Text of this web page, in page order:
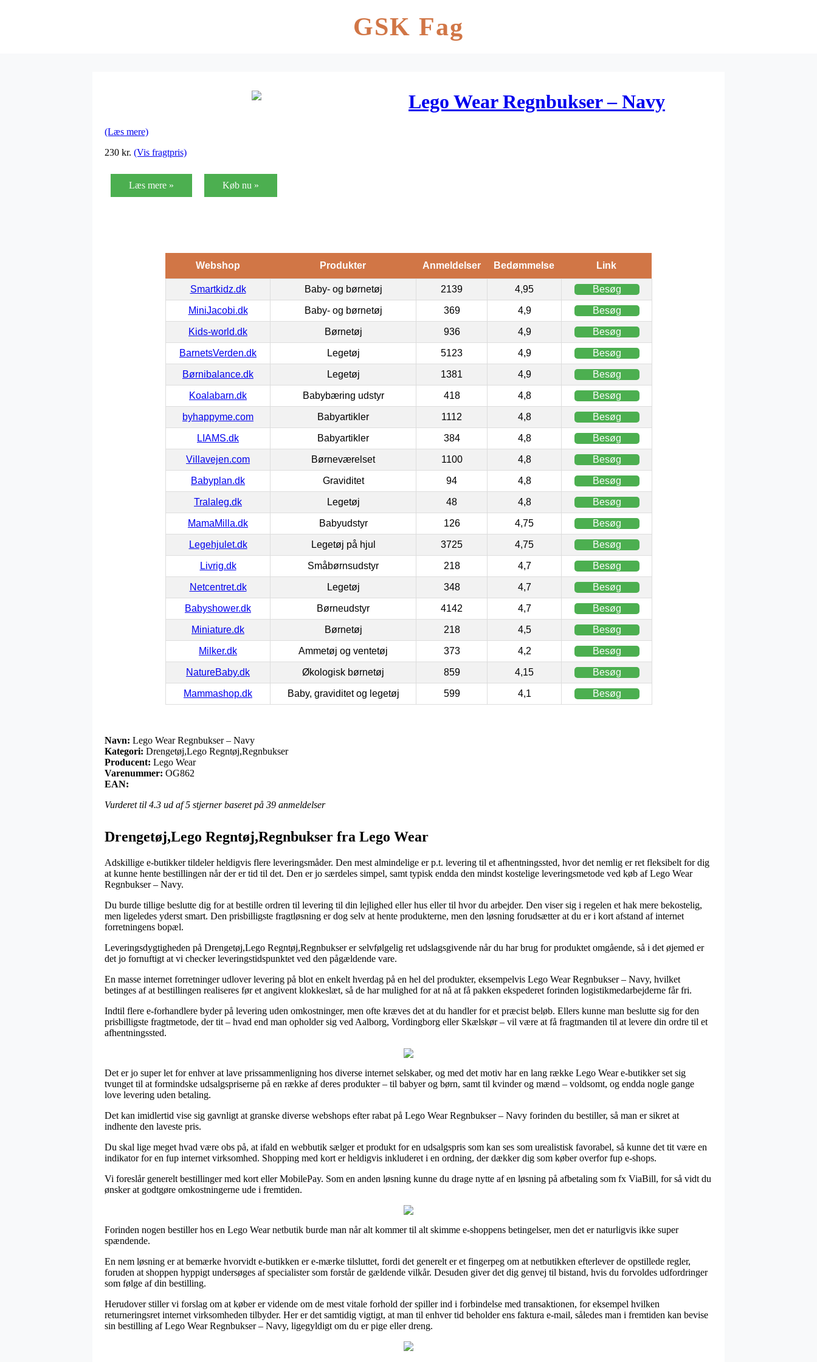
GSK Fag
Lego Wear Regnbukser – Navy
(Læs mere)
230 kr. (Vis fragtpris)
Læs mere » Køb nu »
Webshop Produkter Anmeldelser Bedømmelse Link
Smartkidz.dk Baby- og børnetøj 2139 4,95 Besøg
MiniJacobi.dk Baby- og børnetøj 369 4,9 Besøg
Kids-world.dk Børnetøj 936 4,9 Besøg
BarnetsVerden.dk Legetøj 5123 4,9 Besøg
Børnibalance.dk Legetøj 1381 4,9 Besøg
Koalabarn.dk Babybæring udstyr 418 4,8 Besøg
byhappyme.com Babyartikler 1112 4,8 Besøg
LIAMS.dk Babyartikler 384 4,8 Besøg
Villavejen.com Børneværelset 1100 4,8 Besøg
Babyplan.dk Graviditet 94 4,8 Besøg
Tralaleg.dk Legetøj 48 4,8 Besøg
MamaMilla.dk Babyudstyr 126 4,75 Besøg
Legehjulet.dk Legetøj på hjul 3725 4,75 Besøg
Livrig.dk Småbørnsudstyr 218 4,7 Besøg
Netcentret.dk Legetøj 348 4,7 Besøg
Babyshower.dk Børneudstyr 4142 4,7 Besøg
Miniature.dk Børnetøj 218 4,5 Besøg
Milker.dk Ammetøj og ventetøj 373 4,2 Besøg
NatureBaby.dk Økologisk børnetøj 859 4,15 Besøg
Mammashop.dk Baby, graviditet og legetøj 599 4,1 Besøg
Navn: Lego Wear Regnbukser – Navy
Kategori: Drengetøj,Lego Regntøj,Regnbukser
Producent: Lego Wear
Varenummer: OG862
EAN:
Vurderet til 4.3 ud af 5 stjerner baseret på 39 anmeldelser
Drengetøj,Lego Regntøj,Regnbukser fra Lego Wear
Adskillige e-butikker tildeler heldigvis flere leveringsmåder. Den mest almindelige er p.t. levering til et afhentningssted, hvor det nemlig er ret fleksibelt for dig
at kunne hente bestillingen når der er tid til det. Den er jo særdeles simpel, samt typisk endda den mindst kostelige leveringsmetode ved køb af Lego Wear
Regnbukser – Navy.
Du burde tillige beslutte dig for at bestille ordren til levering til din lejlighed eller hus eller til hvor du arbejder. Den viser sig i regelen et hak mere bekostelig,
men ligeledes yderst smart. Den prisbilligste fragtløsning er dog selv at hente produkterne, men den løsning forudsætter at du er i kort afstand af internet
forretningens bopæl.
Leveringsdygtigheden på Drengetøj,Lego Regntøj,Regnbukser er selvfølgelig ret udslagsgivende når du har brug for produktet omgående, så i det øjemed er
det jo fornuftigt at vi checker leveringstidspunktet ved den pågældende vare.
En masse internet forretninger udlover levering på blot en enkelt hverdag på en hel del produkter, eksempelvis Lego Wear Regnbukser – Navy, hvilket
betinges af at bestillingen realiseres før et angivent klokkeslæt, så de har mulighed for at nå at få pakken ekspederet forinden logistikmedarbejderne får fri.
Indtil flere e-forhandlere byder på levering uden omkostninger, men ofte kræves det at du handler for et præcist beløb. Ellers kunne man beslutte sig for den
prisbilligste fragtmetode, der tit – hvad end man opholder sig ved Aalborg, Vordingborg eller Skælskør – vil være at få fragtmanden til at levere din ordre til et
afhentningssted.
Det er jo super let for enhver at lave prissammenligning hos diverse internet selskaber, og med det motiv har en lang række Lego Wear e-butikker set sig
tvunget til at formindske udsalgspriserne på en række af deres produkter – til babyer og børn, samt til kvinder og mænd – voldsomt, og endda nogle gange
love levering uden betaling.
Det kan imidlertid vise sig gavnligt at granske diverse webshops efter rabat på Lego Wear Regnbukser – Navy forinden du bestiller, så man er sikret at
indhente den laveste pris.
Du skal lige meget hvad være obs på, at ifald en webbutik sælger et produkt for en udsalgspris som kan ses som urealistisk favorabel, så kunne det tit være en
indikator for en fup internet virksomhed. Shopping med kort er heldigvis inkluderet i en ordning, der dækker dig som køber overfor fup e-shops.
Vi foreslår generelt bestillinger med kort eller MobilePay. Som en anden løsning kunne du drage nytte af en løsning på afbetaling som fx ViaBill, for så vidt du
ønsker at godtgøre omkostningerne ude i fremtiden.
Forinden nogen bestiller hos en Lego Wear netbutik burde man når alt kommer til alt skimme e-shoppens betingelser, men det er naturligvis ikke super
spændende.
En nem løsning er at bemærke hvorvidt e-butikken er e-mærke tilsluttet, fordi det generelt er et fingerpeg om at netbutikken efterlever de opstillede regler,
foruden at shoppen hyppigt undersøges af specialister som forstår de gældende vilkår. Desuden giver det dig genvej til bistand, hvis du forvoldes udfordringer
som følge af din bestilling.
Herudover stiller vi forslag om at køber er vidende om de mest vitale forhold der spiller ind i forbindelse med transaktionen, for eksempel hvilken
returneringsret internet virksomheden tilbyder. Her er det samtidig vigtigt, at man til enhver tid beholder ens faktura e-mail, således man i fremtiden kan bevise
sin bestilling af Lego Wear Regnbukser – Navy, ligegyldigt om du er pige eller dreng.